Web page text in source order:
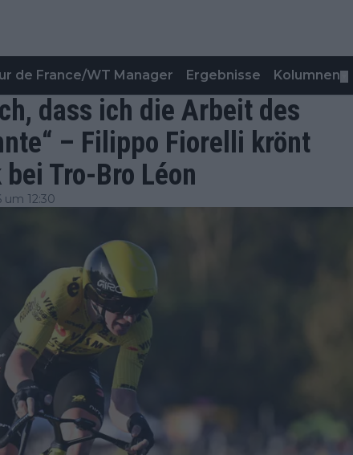
de France/WT Manager Ergebnisse Kolumnen
dass ich die Arbeit des
– Filippo Fiorelli krönt
Tro-Bro Léon
um 12:30